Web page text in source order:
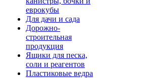
еврокубы
Для дачи и сада
Дорожно-
строительная
продукция
Ящики для песка,
соли и реагентов
Пластиковые ведра